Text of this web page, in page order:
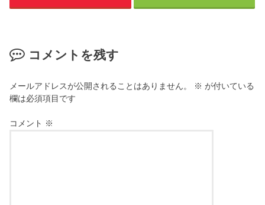
コメントを残す
メールアドレスが公開されることはありません。 ※ が付いている
欄は必須項目です
コメント ※